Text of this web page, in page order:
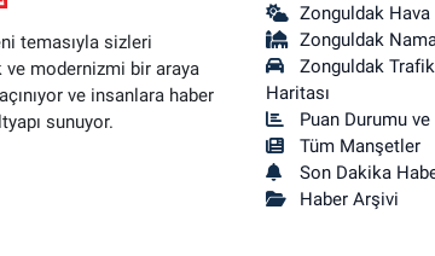
temasıyla sizleri
modernizmi bir araya
ve insanlara haber
sunuyor.
Zonguldak Hava
Zonguldak
Zonguldak
Haritası
Puan Durumu
Tüm Manşetler
Son Dakika
Haber Arşivi